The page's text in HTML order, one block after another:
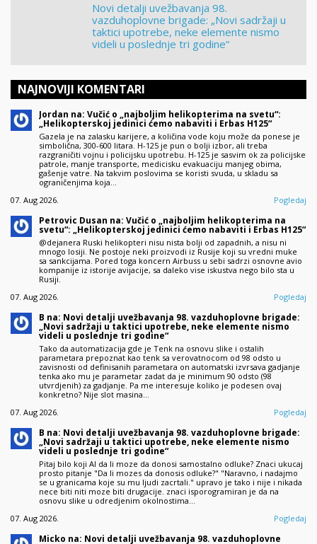
Novi detalji uvežbavanja 98.
vazduhoplovne brigade: „Novi sadržaji u
taktici upotrebe, neke elemente nismo
videli u poslednje tri godine“
NAJNOVIJI KOMENTARI
Jordan na: Vučić o „najboljim helikopterima na svetu“:
„Helikopterskoj jedinici ćemo nabaviti i Erbas H125“
Gazela je na zalasku karijere, a količina vode koju može da ponese je
simbolična, 300-600 litara. H-125 je pun o bolji izbor, ali treba
razgraničiti vojnu i policijsku upotrebu. H-125 je sasvim ok za policijske
patrole, manje transporte, medicisku evakuaciju manjeg obima,
gašenje vatre. Na takvim poslovima se koristi svuda, u skladu sa
ograničenjima koja…
07. Aug 2026.
Pogledaj
Petrovic Dusan na: Vučić o „najboljim helikopterima na
svetu“: „Helikopterskoj jedinici ćemo nabaviti i Erbas H125“
@dejanera Ruski helikopteri nisu nista bolji od zapadnih, a nisu ni
mnogo losiji. Ne postoje neki proizvodi iz Rusije koji su vredni muke
sa sankcijama. Pored toga koncern Airbuss u sebi sadrzi osnovne avio
kompanije iz istorije avijacije, sa daleko vise iskustva nego bilo sta u
Rusiji.
07. Aug 2026.
Pogledaj
B na: Novi detalji uvežbavanja 98. vazduhoplovne brigade:
„Novi sadržaji u taktici upotrebe, neke elemente nismo
videli u poslednje tri godine“
Tako da automatizacija gde je Tenk na osnovu slike i ostalih
parametara prepoznat kao tenk sa verovatnocom od 98 odsto u
zavisnosti od definisanih parametara on automatski izvrsava gadjanje
tenka ako mu je parametar zadat da je minimum 90 odsto (98
utvrdjenih) za gadjanje. Pa me interesuje koliko je podesen ovaj
konkretno? Nije slot masina…
07. Aug 2026.
Pogledaj
B na: Novi detalji uvežbavanja 98. vazduhoplovne brigade:
„Novi sadržaji u taktici upotrebe, neke elemente nismo
videli u poslednje tri godine“
Pitaj bilo koji AI da li moze da donosi samostalno odluke? Znaci ukucaj
prosto pitanje "Da li mozes da donosis odluke?" "Naravno, i nadajmo
se u granicama koje su mu ljudi zacrtali." upravo je tako i nije i nikada
nece biti niti moze biti drugacije. znaci isporogramiran je da na
osnovu slike u odredjenim okolnostima…
07. Aug 2026.
Pogledaj
Micko na: Novi detalji uvežbavanja 98. vazduhoplovne